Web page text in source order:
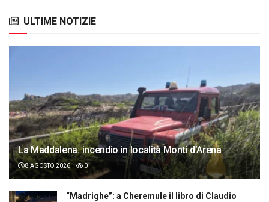
ULTIME NOTIZIE
La Maddalena: incendio in località Monti d’Arena
8 AGOSTO 2026 0
“Madrighe”: a Cheremule il libro di Claudio